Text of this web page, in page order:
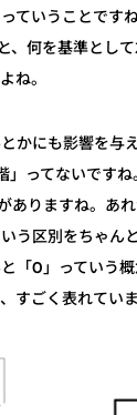
ていうことです
、何を基準とし
ね。
かにも影響を与
」ってないです
ありますね。あ
う区別をちゃん
「0」っていう
すごく表れていま